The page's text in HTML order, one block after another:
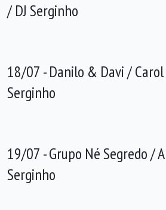
/ DJ Serginho
18/07 - Danilo & Davi / Carol
Serginho
19/07 - Grupo Né Segredo /
Serginho